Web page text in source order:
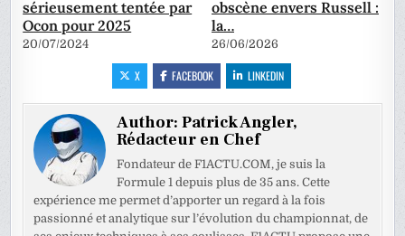
sérieusement tentée par
Ocon pour 2025
20/07/2024
obscène envers Russell :
la…
26/06/2026
X FACEBOOK LINKEDIN
Author:Patrick Angler,
Rédacteur en Chef
Fondateur de F1ACTU.COM, je suis la
Formule 1 depuis plus de 35 ans. Cette
expérience me permet d’apporter un regard à la fois
passionné et analytique sur l’évolution du championnat, de